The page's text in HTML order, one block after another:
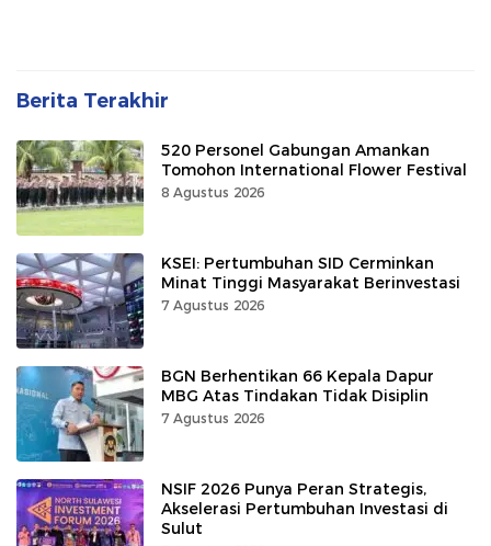
Berita Terakhir
520 Personel Gabungan Amankan
Tomohon International Flower Festival
8 Agustus 2026
KSEI: Pertumbuhan SID Cerminkan
Minat Tinggi Masyarakat Berinvestasi
7 Agustus 2026
BGN Berhentikan 66 Kepala Dapur
MBG Atas Tindakan Tidak Disiplin
7 Agustus 2026
NSIF 2026 Punya Peran Strategis,
Akselerasi Pertumbuhan Investasi di
Sulut